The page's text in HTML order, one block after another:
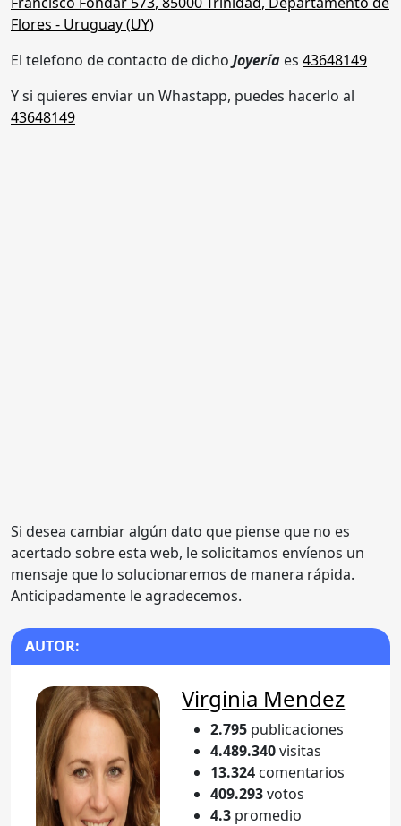
Flores - Uruguay (UY)
El telefono de contacto de dicho Joyería es 43648149
Y si quieres enviar un Whastapp, puedes hacerlo al
43648149
Si desea cambiar algún dato que piense que no es
acertado sobre esta web, le solicitamos envíenos un
mensaje que lo solucionaremos de manera rápida.
Anticipadamente le agradecemos.
AUTOR:
Virginia Mendez
2.795 publicaciones
4.489.340visitas
13.324 comentarios
409.293votos
4.3 promedio